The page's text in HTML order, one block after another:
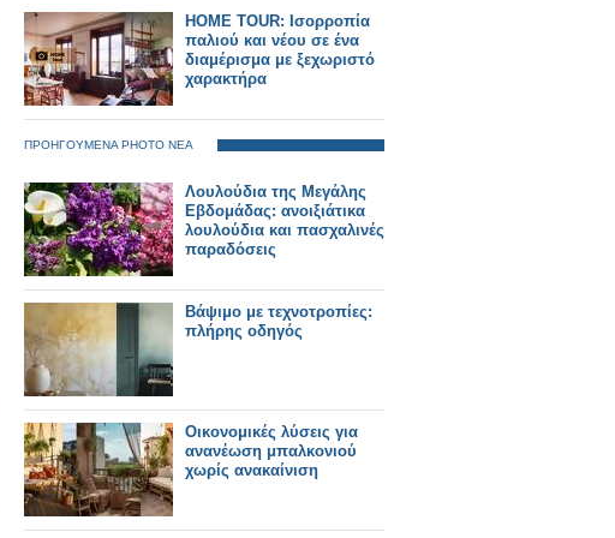
HOME TOUR: Ισορροπία
παλιού και νέου σε ένα
διαμέρισμα με ξεχωριστό
χαρακτήρα
ΠΡΟΗΓΟΥΜΕΝΑ PHOTO ΝΕΑ
Λουλούδια της Μεγάλης
Εβδομάδας: ανοιξιάτικα
λουλούδια και πασχαλινές
παραδόσεις
Βάψιμο με τεχνοτροπίες:
πλήρης οδηγός
Οικονομικές λύσεις για
ανανέωση μπαλκονιού
χωρίς ανακαίνιση